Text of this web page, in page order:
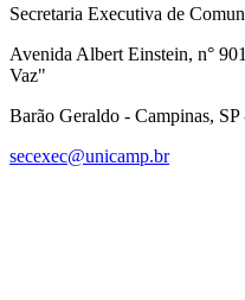
Secretaria Executiva de
Avenida Albert Einstein, n°
Vaz"
Barão Geraldo - Campinas,
secexec@unicamp.br